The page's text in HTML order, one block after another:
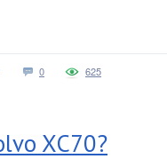
0 625
XC70?